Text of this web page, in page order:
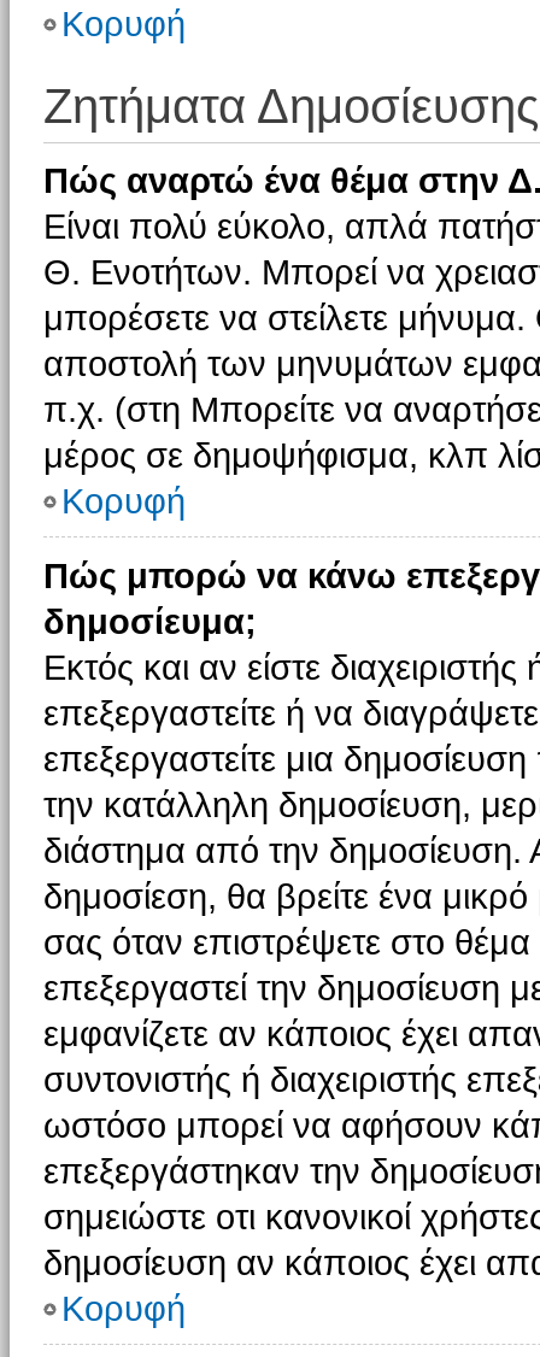
Κορυφή
Ζητήματα Δημοσίευσης
Πώς αναρτώ ένα θέμα στην
Είναι πολύ εύκολο, απλά
Θ. Ενοτήτων. Μπορεί να
μπορέσετε να στείλετε μήνυμα.
αποστολή των μηνυμάτων
π.χ. (στη Μπορείτε να
μέρος σε δημοψήφισμα, κλπ
Κορυφή
Πώς μπορώ να κάνω
δημοσίευμα;
Εκτός και αν είστε
επεξεργαστείτε ή να
επεξεργαστείτε μια
την κατάλληλη δημοσίευση,
διάστημα από την δημοσίευση.
δημοσίεση, θα βρείτε ένα
σας όταν επιστρέψετε στο
επεξεργαστεί την δημοσίευση
εμφανίζετε αν κάποιος έχει
συντονιστής ή διαχειριστής
ωστόσο μπορεί να αφήσουν
επεξεργάστηκαν την
σημειώστε οτι κανονικοί
δημοσίευση αν κάποιος έχει
Κορυφή